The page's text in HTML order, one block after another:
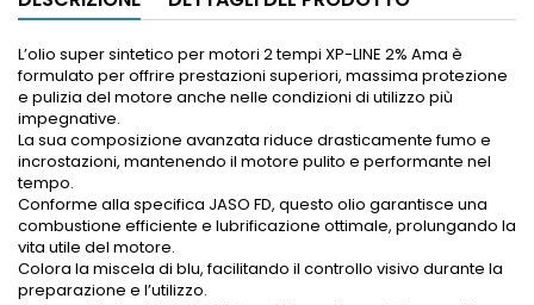
L’olio super sintetico per motori 2 tempi XP-LINE 2% Ama è
formulato per offrire prestazioni superiori, massima protezione
e pulizia del motore anche nelle condizioni di utilizzo più
impegnative.
La sua composizione avanzata riduce drasticamente fumo e
incrostazioni, mantenendo il motore pulito e performante nel
tempo.
Conforme alla specifica JASO FD, questo olio garantisce una
combustione efficiente e lubrificazione ottimale, prolungando la
vita utile del motore.
Colora la miscela di blu, facilitando il controllo visivo durante la
preparazione e l’utilizzo.